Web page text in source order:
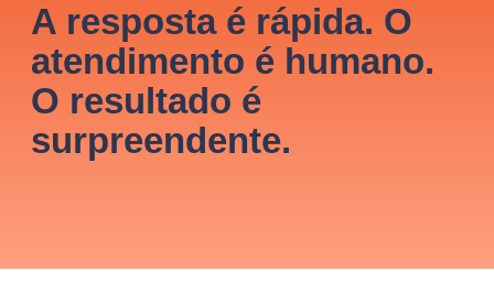
A resposta é rápida. O
atendimento é humano.
O resultado é
surpreendente.